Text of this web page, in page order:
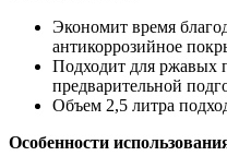
Экономит время
антикоррозийное
Подходит для ржавых
предварительной
Объем 2,5 литра
Особенности